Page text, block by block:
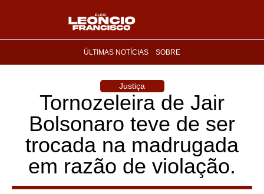
ÚLTIMAS NOTÍCIAS SOBRE
Justiça
Tornozeleira de Jair
Bolsonaro teve de ser
trocada na madrugada
em razão de violação.